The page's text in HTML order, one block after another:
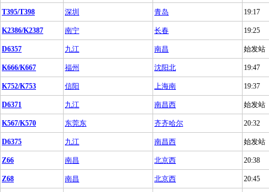
T395/T398 深圳 青岛 19:17
K2386/K2387 南宁 长春 19:25
D6357 九江 南昌 始发站
K666/K667 福州 沈阳北 19:47
K752/K753 信阳 上海南 19:37
D6371 九江 南昌西 始发站
K567/K570 东莞东 齐齐哈尔 20:32
D6375 九江 南昌西 始发站
Z66 南昌 北京西 20:38
Z68 南昌 北京西 20:45